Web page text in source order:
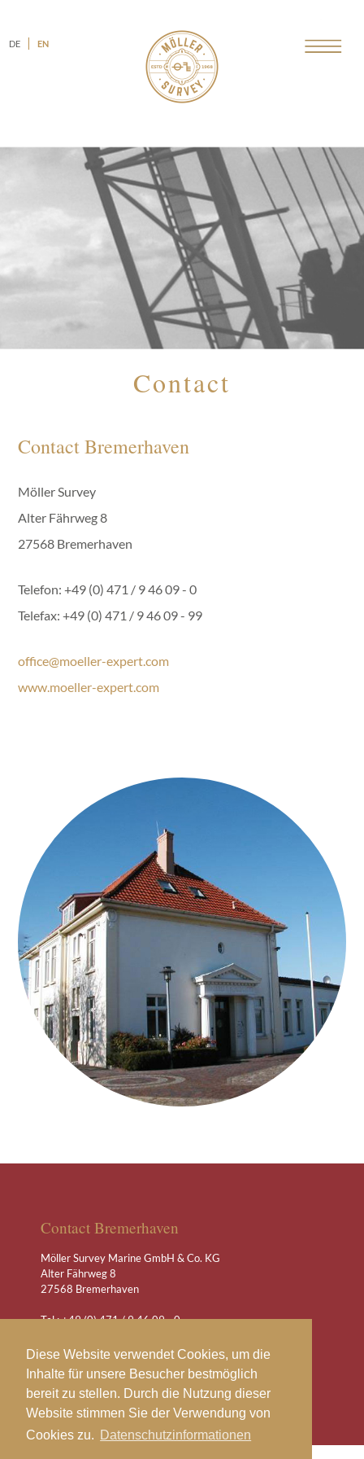
Diese Website verwendet Cookies, um die
Inhalte für unsere Besucher bestmöglich
bereit zu stellen. Durch die Nutzung dieser
Website stimmen Sie der Verwendung von
Cookies zu.
Datenschutzinformationen
DE EN
Contact
Contact Bremerhaven
Möller Survey
Alter Fährweg 8
27568 Bremerhaven
Telefon: +49 (0) 471 / 9 46 09 - 0
Telefax: +49 (0) 471 / 9 46 09 - 99
office@moeller-expert.com
www.moeller-expert.com
Contact Bremerhaven
Möller Survey Marine GmbH & Co. KG
Alter Fährweg 8
27568 Bremerhaven
Tel.: +49 (0) 471 / 9 46 09 - 0
(24/7) +(49) 471 / 9 46 09
office@moeller-expert.com
www.moeller-expert.com